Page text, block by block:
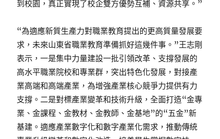
到校園，真正實現了校企雙方優勢互補、資源共享。”
“為適應新質生產力對職業教育提出的更高質量發展要
求，未來山東省職業教育準備抓好這幾件事。”王志剛
表示，一是集中力量建設一批引領改革、支撐發展的
高水平職業院校和專業群，突出特色化發展，對接產
業高端和高端產業，為增強產業核心競爭力提供有力
支撐。二是對標產業變革和技術升級，全面打造“金專
業、金課程、金教材、金教師、金基地”的“五金”新
基建。適應產業數字化和數字產業化需求，推動傳統